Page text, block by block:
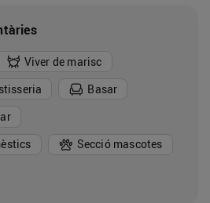
Viver de marisc
Basar
Secció mascotes